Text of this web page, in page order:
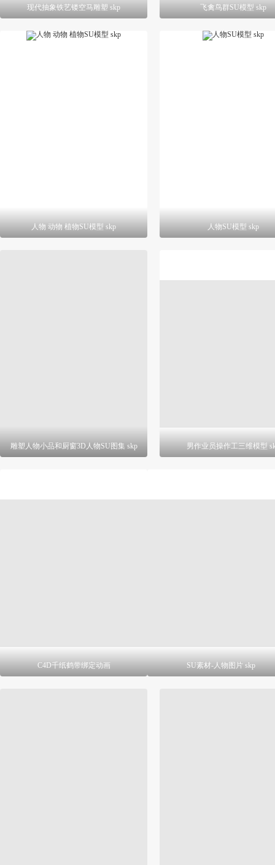
现代抽象铁艺镂空马雕塑 skp 飞禽鸟群SU模型 skp
人物 动物 植物SU模型 skp 人物SU模型 skp
雕塑人物小品和厨窗3D人物SU图集 skp 男作业员操作工三维模型
C4D千纸鹤带绑定动画 SU素材-人物图片 skp